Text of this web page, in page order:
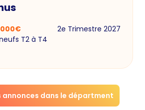
€
2e Trimestre 2027
T2 à T4
dans le départment